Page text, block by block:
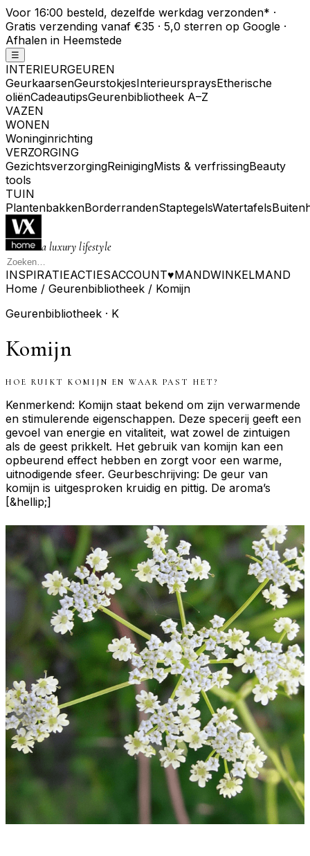
Voor 16:00 besteld, dezelfde werkdag verzonden* ·
Gratis verzending vanaf €35 · 5,0 sterren op Google ·
Afhalen in Heemstede
☰
INTERIEURGEUREN
GeurkaarsenGeurstokjesInterieurspraysEtherische
oliënCadeautipsGeurenbibliotheek A–Z
VAZEN
WONEN
Woninginrichting
VERZORGING
GezichtsverzorgingReinigingMists & verfrissingBeauty
tools
TUIN
PlantenbakkenBorderrandenStaptegelsWatertafels
a luxury lifestyle
INSPIRATIEACTIESACCOUNT♥MANDWINKELMAND
Home / Geurenbibliotheek / Komijn
Geurenbibliotheek · K
Komijn
HOE RUIKT KOMIJN EN WAAR PAST HET?
Kenmerkend: Komijn staat bekend om zijn verwarmende
en stimulerende eigenschappen. Deze specerij geeft een
gevoel van energie en vitaliteit, wat zowel de zintuigen
als de geest prikkelt. Het gebruik van komijn kan een
opbeurend effect hebben en zorgt voor een warme,
uitnodigende sfeer. Geurbeschrijving: De geur van
komijn is uitgesproken kruidig en pittig. De aroma’s
[&hellip;]